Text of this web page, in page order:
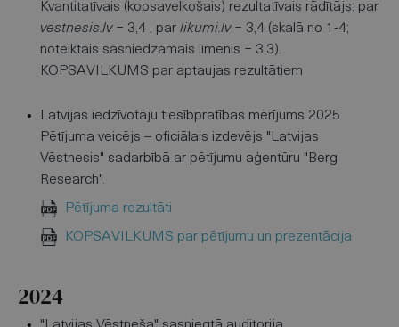
Kvantitatīvais (kopsavelkošais) rezultatīvais rādītājs: par
vestnesis.lv − 3,4 , par likumi.lv− 3,4 (skalā no 1-4;
noteiktais sasniedzamais līmenis − 3,3).
KOPSAVILKUMS par aptaujas rezultātiem
Latvijas iedzīvotāju tiesībpratības mērījums 2025
Pētījuma veicējs – oficiālais izdevējs "Latvijas
Vēstnesis" sadarbībā ar pētījumu aģentūru "Berg
Research".
Pētījuma rezultāti
KOPSAVILKUMS par pētījumu un prezentācija
2024